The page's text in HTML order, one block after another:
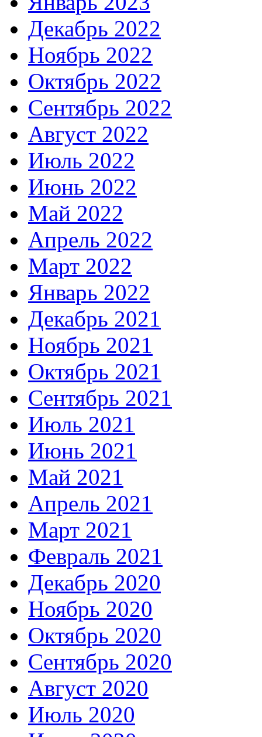
Декабрь 2022
Ноябрь 2022
Октябрь 2022
Сентябрь 2022
Август 2022
Июль 2022
Июнь 2022
Май 2022
Апрель 2022
Март 2022
Январь 2022
Декабрь 2021
Ноябрь 2021
Октябрь 2021
Сентябрь 2021
Июль 2021
Июнь 2021
Май 2021
Апрель 2021
Март 2021
Февраль 2021
Декабрь 2020
Ноябрь 2020
Октябрь 2020
Сентябрь 2020
Август 2020
Июль 2020